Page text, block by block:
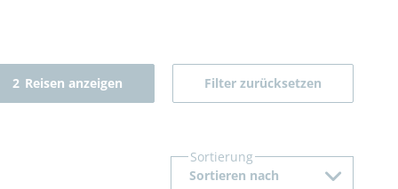
2 Reisen anzeigen Filter zurücksetzen
Sortierung
Sortieren nach